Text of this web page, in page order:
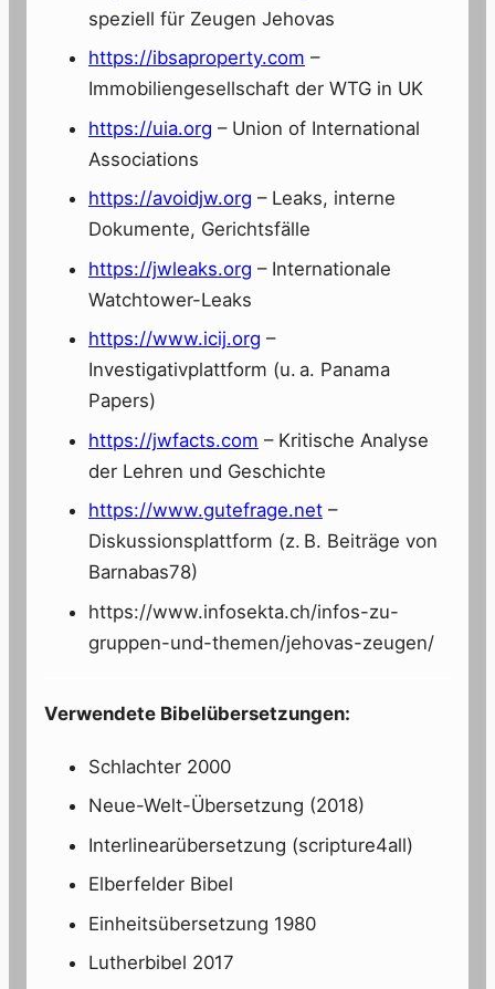
speziell für Zeugen Jehovas
https://ibsaproperty.com –
Immobiliengesellschaft der WTG in UK
https://uia.org – Union of International
Associations
https://avoidjw.org – Leaks, interne
Dokumente, Gerichtsfälle
https://jwleaks.org – Internationale
Watchtower-Leaks
https://www.icij.org –
Investigativplattform (u. a. Panama
Papers)
https://jwfacts.com – Kritische Analyse
der Lehren und Geschichte
https://www.gutefrage.net –
Diskussionsplattform (z. B. Beiträge von
Barnabas78)
https://www.infosekta.ch/infos-zu-
gruppen-und-themen/jehovas-zeugen/
Verwendete Bibelübersetzungen:
Schlachter 2000
Neue-Welt-Übersetzung (2018)
Interlinearübersetzung (scripture4all)
Elberfelder Bibel
Einheitsübersetzung 1980
Lutherbibel 2017